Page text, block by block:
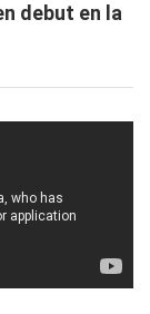
debut en la